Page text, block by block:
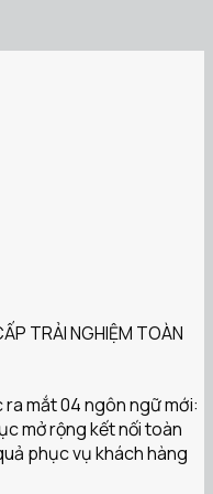
TRẢI NGHIỆM TOÀN
mắt 04 ngôn ngữ mới:
mở rộng kết nối toàn
phục vụ khách hàng